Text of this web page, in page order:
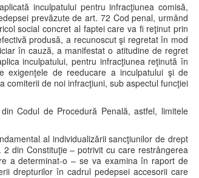
inculpatului pentru infracţiunea comisă,
prevăzute de art. 72 Cod penal, urmând
social concret al faptei care va fi reţinut prin
produsă, a recunoscut şi regretat în mod
în cauză, a manifestat o atitudine de regret
inculpatului, pentru infracţiunea reţinută în
exigenţele de reeducare a inculpatului şi de
comiterii de noi infracţiuni, sub aspectul funcţiei
Codul de Procedură Penală, astfel, limitele
al individualizării sancţiunilor de drept
din Constituţie – potrivit cu care restrângerea
a determinat-o – se va examina în raport de
drepturilor în cadrul pedepsei accesorii care